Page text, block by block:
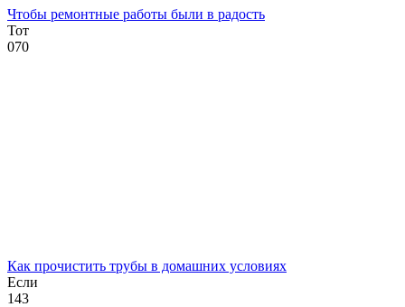
Чтобы ремонтные работы были в радость
Тот
070
Как прочистить трубы в домашних условиях
Если
143